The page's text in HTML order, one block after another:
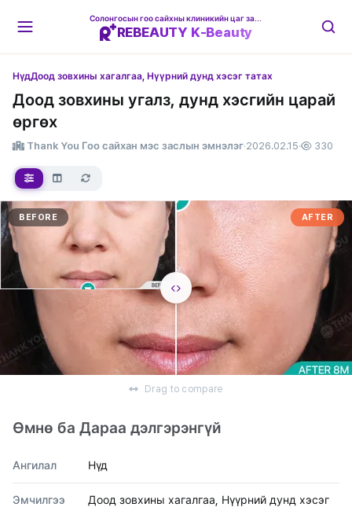
REBEAUTY K-Beauty
НүдДоод зовхины хагалгаа, Нүүрний дунд хэсэг татах
Доод зовхины угалз, дунд хэсгийн царай
өргөх
Thank You Гоо сайхан мэс заслын эмнэлэг·2026.02.15· 330
AFTER
BEFORE
Drag to compare
Өмнө ба Дараа дэлгэрэнгүй
Ангилал Нүд
Эмчилгээ
Доод зовхины хагалгаа, Нүүрний дунд хэсэг